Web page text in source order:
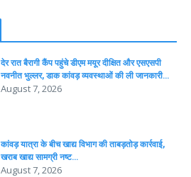
देर रात बैरागी कैंप पहुंचे डीएम मयूर दीक्षित और एसएसपी
नवनीत भुल्लर, डाक कांवड़ व्यवस्थाओं की ली जानकारी…
August 7, 2026
कांवड़ यात्रा के बीच खाद्य विभाग की ताबड़तोड़ कार्रवाई,
खराब खाद्य सामग्री नष्ट…
August 7, 2026